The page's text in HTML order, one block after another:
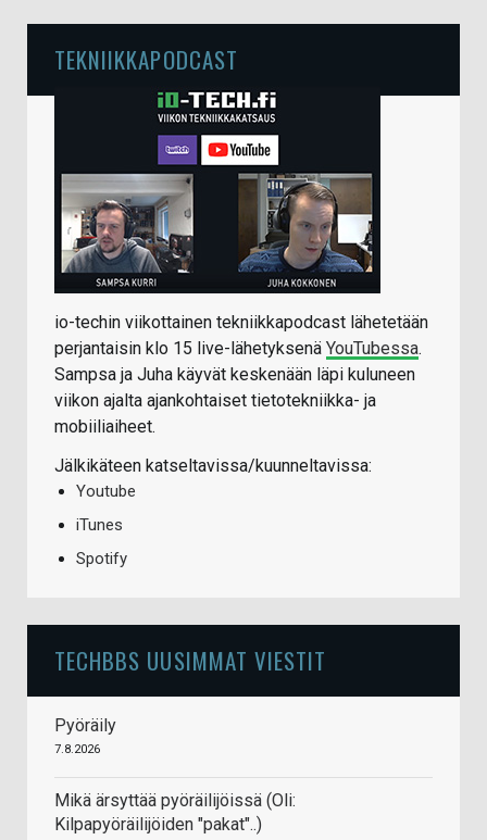
TEKNIIKKAPODCAST
io-techin viikottainen tekniikkapodcast lähetetään
perjantaisin klo 15 live-lähetyksenä YouTubessa.
Sampsa ja Juha käyvät keskenään läpi kuluneen
viikon ajalta ajankohtaiset tietotekniikka- ja
mobiiliaiheet.
Jälkikäteen katseltavissa/kuunneltavissa:
Youtube
iTunes
Spotify
TECHBBS UUSIMMAT VIESTIT
Pyöräily
7.8.2026
Mikä ärsyttää pyöräilijöissä (Oli:
Kilpapyöräilijöiden "pakat"..)